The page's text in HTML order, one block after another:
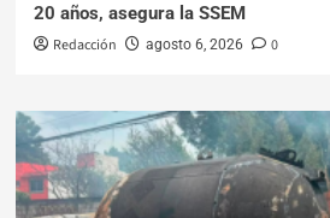
20 años, asegura la SSEM
Redacción agosto 6, 2026 0